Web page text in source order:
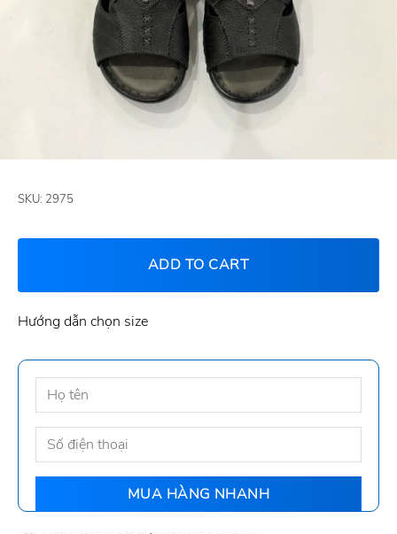
SKU: 2975
ADD TO CART
Hướng dẫn chọn size